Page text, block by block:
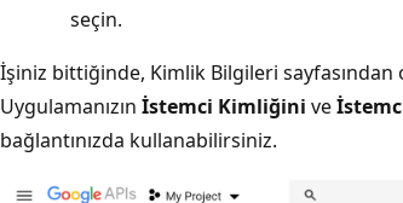
seçin.
İşiniz bittiğinde, Kimlik Bilgileri
Uygulamanızın İstemci Kimliğini ve
bağlantınızda kullanabilirsiniz.